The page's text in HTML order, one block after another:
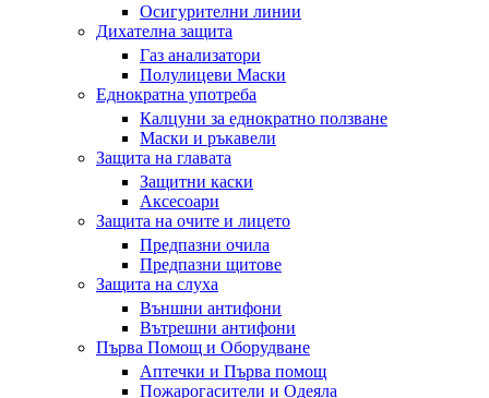
Осигурителни линии
Дихателна защита
Газ анализатори
Полулицеви Маски
Еднократна употреба
Калцуни за еднократно ползване
Маски и ръкавели
Защита на главата
Защитни каски
Аксесоари
Защита на очите и лицето
Предпазни очила
Предпазни щитове
Защита на слуха
Външни антифони
Вътрешни антифони
Първа Помощ и Оборудване
Аптечки и Първа помощ
Пожарогасители и Одеяла